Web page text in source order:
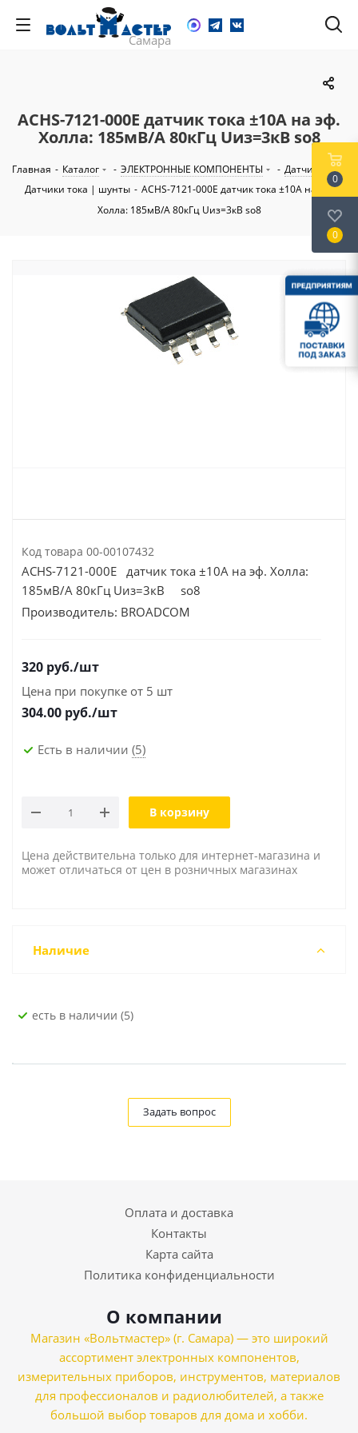
ACHS-7121-000E датчик тока ±10A на эф.
Холла: 185мВ/А 80кГц Uиз=3кВ so8
Главная - Каталог - ЭЛЕКТРОННЫЕ КОМПОНЕНТЫ - Датчики
-
Датчики тока | шунты - ACHS-7121-000E датчик тока ±10A на эф.
Холла: 185мВ/А 80кГц Uиз=3кВ so8
Код товара 00-00107432
ACHS-7121-000E датчик тока ±10A на эф. Холла:
185мВ/А 80кГц Uиз=3кВ so8
Производитель: BROADCOM
320 руб./шт
Цена при покупке от 5 шт
304.00 руб./шт
Есть в наличии (5)
В корзину
Цена действительна только для интернет-магазина и
может отличаться от цен в розничных магазинах
Наличие
Есть в наличии (5)
Задать вопрос
Оплата и доставка
Контакты
Карта сайта
Политика конфиденциальности
О компании
Магазин «Вольтмастер» (г. Самара) — это широкий
ассортимент электронных компонентов,
измерительных приборов, инструментов, материалов
для профессионалов и радиолюбителей, а также
большой выбор товаров для дома и хобби.
0
0